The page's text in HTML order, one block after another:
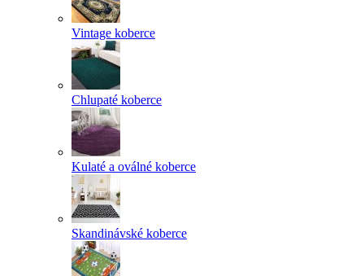
Vintage koberce
Chlupaté koberce
Kulaté a oválné koberce
Skandinávské koberce